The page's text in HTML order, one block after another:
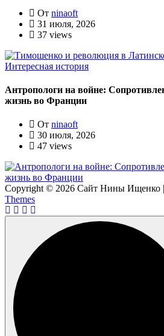
От ninaoft
31 июля, 2026
37 views
Интересная история
Антропологи на войне:
жизнь во Франции
От ninaoft
30 июля, 2026
47 views
Copyright © 2026 Сайт Нины Ищенко |
Themes